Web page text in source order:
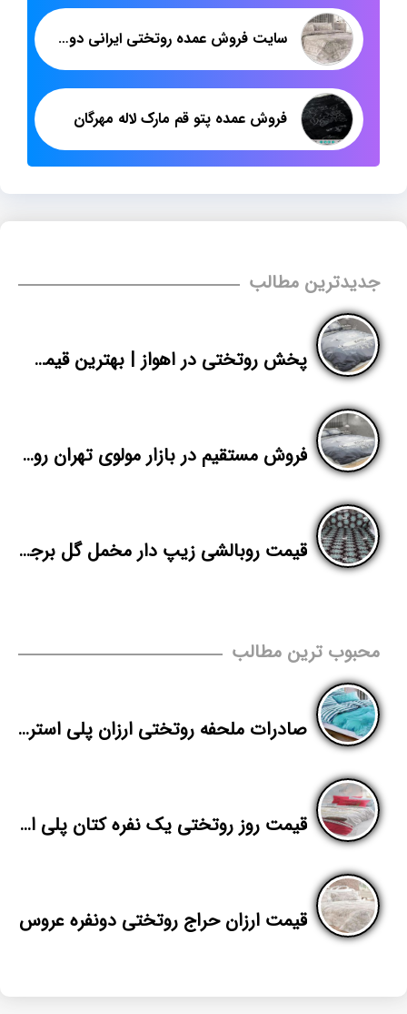
سایت فروش عمده روتختی ایرانی دونفره
فروش عمده پتو قم مارک لاله مهرگان
جدیدترین مطالب
پخش روتختی در اهواز | بهترین قیمت روتختی اسپرت دونفره | پاندا
فروش مستقیم در بازار مولوی تهران روتختی سه بعدی
قیمت روبالشی زیپ دار مخمل گل برجسته
محبوب ترین مطالب
صادرات ملحفه روتختی ارزان پلی استر به افغانستان
قیمت روز روتختی یک نفره کتان پلی استر در تهران
قیمت ارزان حراج روتختی دونفره عروس